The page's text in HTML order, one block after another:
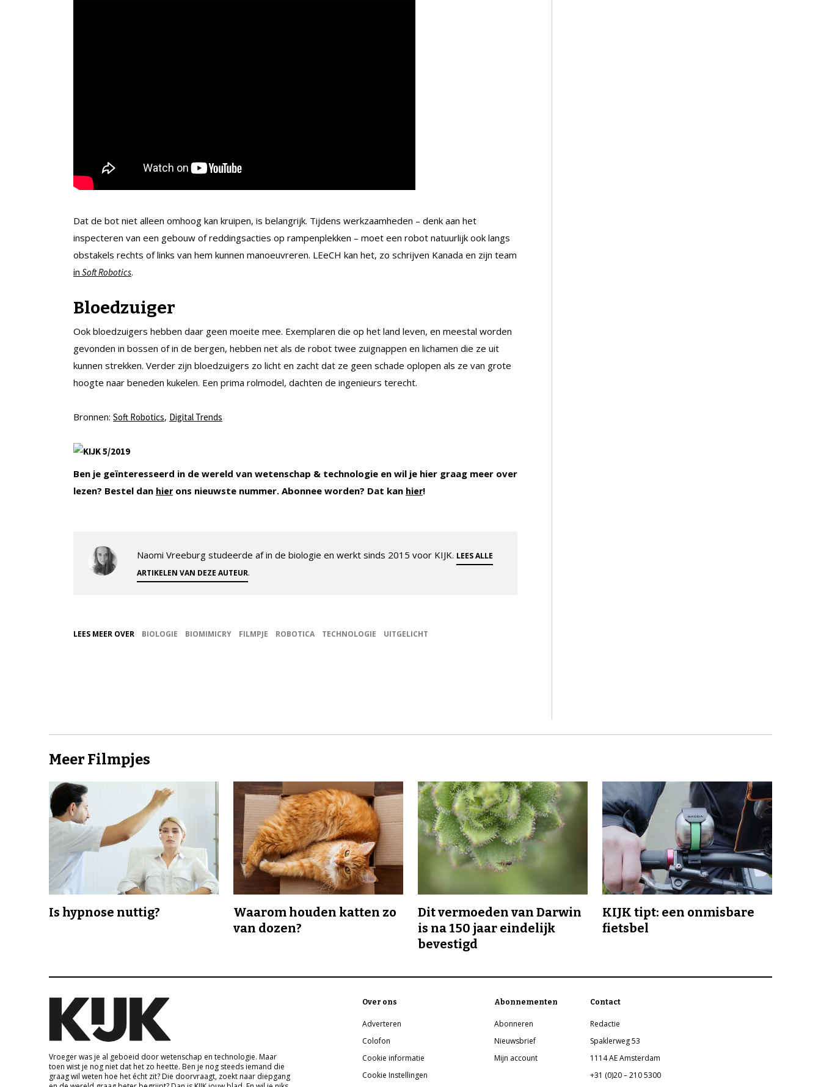
Dat de bot niet alleen omhoog kan kruipen, is belangrijk. Tijdens werkzaamheden – denk aan het
inspecteren van een gebouw of reddingsacties op rampenplekken – moet een robot natuurlijk ook langs
obstakels rechts of links van hem kunnen manoeuvreren. LEeCH kan het, zo schrijven Kanada en zijn team
in Soft Robotics.
Bloedzuiger
Ook bloedzuigers hebben daar geen moeite mee. Exemplaren die op het land leven, en meestal worden
gevonden in bossen of in de bergen, hebben net als de robot twee zuignappen en lichamen die ze uit
kunnen strekken. Verder zijn bloedzuigers zo licht en zacht dat ze geen schade oplopen als ze van grote
hoogte naar beneden kukelen. Een prima rolmodel, dachten de ingenieurs terecht.
Bronnen: Soft Robotics, Digital Trends
Ben je geïnteresseerd in de wereld van wetenschap & technologie en wil je hier graag meer over
lezen? Bestel dan hier ons nieuwste nummer. Abonnee worden? Dat kan hier!
Naomi Vreeburg studeerde af in de biologie en werkt sinds 2015 voor KIJK. LEES ALLE
ARTIKELEN VAN DEZE AUTEUR.
LEES MEER OVER BIOLOGIE BIOMIMICRY FILMPJE ROBOTICA TECHNOLOGIE UITGELICHT
Meer Filmpjes
Is hypnose nuttig?
Waarom houden katten zo
van dozen?
Dit vermoeden van Darwin
is na 150 jaar eindelijk
bevestigd
KIJK tipt: een onmisbare
fietsbel
Vroeger was je al geboeid door wetenschap en technologie. Maar
toen wist je nog niet dat het zo heette. Ben je nog steeds iemand die
graag wil weten hoe het écht zit? Die doorvraagt, zoekt naar diepgang
Over ons
Adverteren
Colofon
Cookie informatie
Cookie Instellingen
Abonnementen
Abonneren
Nieuwsbrief
Mijn account
Contact
Redactie
Spaklerweg 53
1114 AE Amsterdam
+31 (0)20 – 210 5300